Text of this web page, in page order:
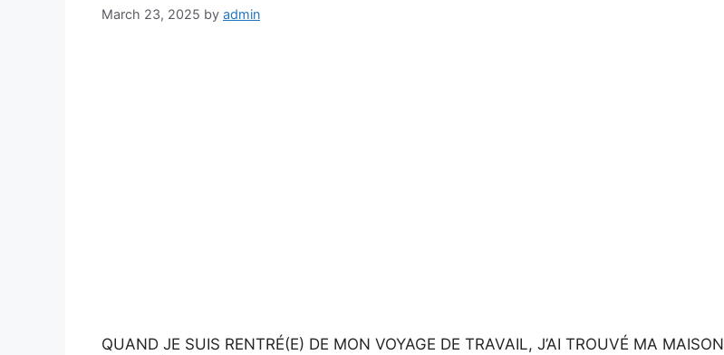
March 23, 2025 by admin
QUAND JE SUIS RENTRÉ(E) DE MON VOYAGE DE TRAVAIL, J’AI TROUVÉ MA MAISON